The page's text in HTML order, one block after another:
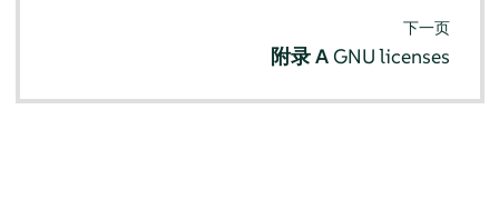
下一页
附录 AGNU licenses